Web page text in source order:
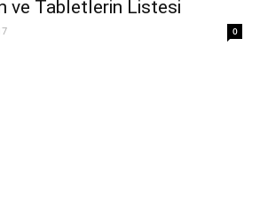
ve Tabletlerin Listesi
0